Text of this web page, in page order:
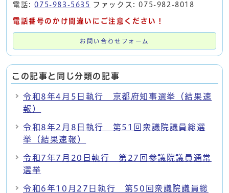
電話:075-983-5635 ファックス: 075-982-8018
電話番号のかけ間違いにご注意ください！
お問い合わせフォーム
この記事と同じ分類の記事
令和8年4月5日執行 京都府知事選挙（結果速
報）
令和8年2月8日執行 第51回衆議院議員総選
挙（結果速報）
令和7年7月20日執行 第27回参議院議員通常
選挙
令和6年10月27日執行 第50回衆議院議員総